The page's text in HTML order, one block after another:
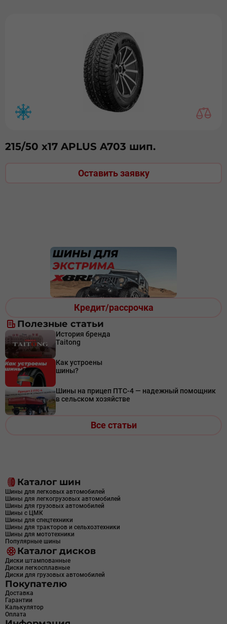
Кредит/рассрочка
Полезные статьи
История бренда
Taitong
Как устроены
шины?
Шины на прицеп ПТС-4 — надежный помощник
в сельском хозяйстве
Все статьи
215/50 х17 APLUS A703 шип.
Оставить заявку
Каталог шин
Шины для легковых автомобилей
Шины для легкогрузовых автомобилей
Шины для грузовых автомобилей
Шины с ЦМК
Шины для спецтехники
Шины для тракторов и сельхозтехники
Шины для мототехники
Популярные шины
Каталог дисков
Диски штампованные
Диски легкосплавные
Диски для грузовых автомобилей
Покупателю
Доставка
Гарантии
Калькулятор
Оплата